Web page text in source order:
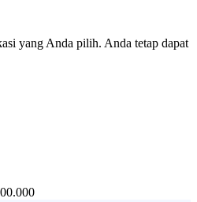
yang Anda pilih. Anda tetap dapat